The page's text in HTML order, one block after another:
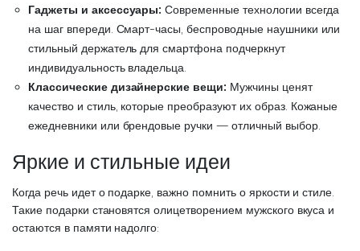
Гаджеты и аксессуары: Современные технологии всегда
на шаг впереди. Смарт-часы, беспроводные наушники или
стильный держатель для смартфона подчеркнут
индивидуальность владельца.
Классические дизайнерские вещи: Мужчины ценят
качество и стиль, которые преобразуют их образ. Кожаные
ежедневники или брендовые ручки — отличный выбор.
Яркие и стильные идеи
Когда речь идет о подарке, важно помнить о яркости и стиле.
Такие подарки становятся олицетворением мужского вкуса и
остаются в памяти надолго: